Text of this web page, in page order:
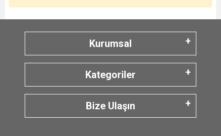
Kurumsal
Kategoriler
Bize Ulaşın